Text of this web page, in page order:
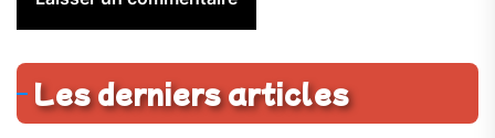
Les derniers articles